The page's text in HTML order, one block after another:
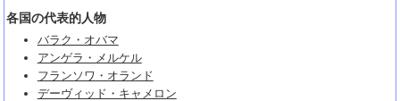
各国の代表的人物
バラク・オバマ
アンゲラ・メルケル
フランソワ・オランド
デーヴィッド・キャメロン